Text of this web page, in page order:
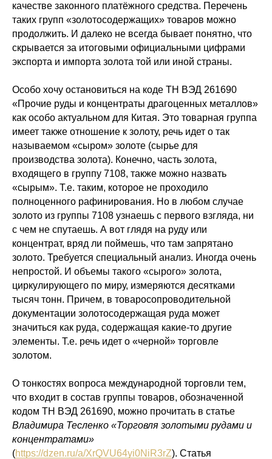
качестве законного платёжного средства. Перечень
таких групп «золотосодержащих» товаров можно
продолжить. И далеко не всегда бывает понятно, что
скрывается за итоговыми официальными цифрами
экспорта и импорта золота той или иной страны.
Особо хочу остановиться на коде ТН ВЭД 261690
«Прочие руды и концентраты драгоценных металлов»
как особо актуальном для Китая. Это товарная группа
имеет также отношение к золоту, речь идет о так
называемом «сыром» золоте (сырье для
производства золота). Конечно, часть золота,
входящего в группу 7108, также можно назвать
«сырым». Т.е. таким, которое не проходило
полноценного рафинирования. Но в любом случае
золото из группы 7108 узнаешь с первого взгляда, ни
с чем не спутаешь. А вот глядя на руду или
концентрат, вряд ли поймешь, что там запрятано
золото. Требуется специальный анализ. Иногда очень
непростой. И объемы такого «сырого» золота,
циркулирующего по миру, измеряются десятками
тысяч тонн. Причем, в товаросопроводительной
документации золотосодержащая руда может
значиться как руда, содержащая какие-то другие
элементы. Т.е. речь идет о «черной» торговле
золотом.
О тонкостях вопроса международной торговли тем,
что входит в состав группы товаров, обозначенной
кодом ТН ВЭД 261690, можно прочитать в статье
Владимира Тесленко «Торговля золотыми рудами и
концентратами»
(https://dzen.ru/a/XrQVU64yi0NiR3rZ). Статья